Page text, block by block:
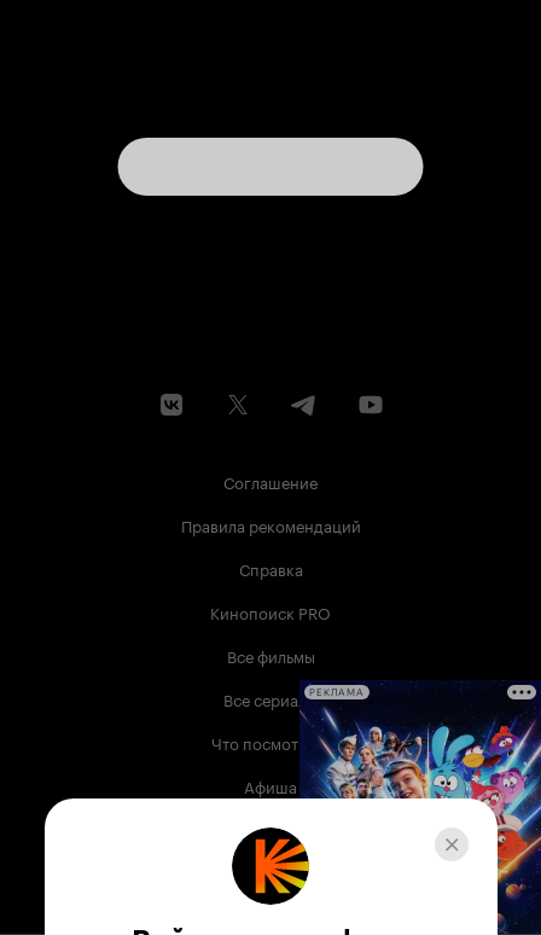
Соглашение
Правила рекомендаций
Справка
Кинопоиск PRO
Все фильмы
Все сериалы
Что посмотреть
Афиша
Музыка
Телепрограмма
РЕКЛАМА